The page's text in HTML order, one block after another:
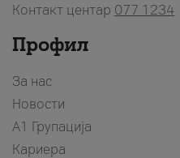
Контакт центар 077 1234
Профил
За нас
Новости
А1 Групација
Кариера